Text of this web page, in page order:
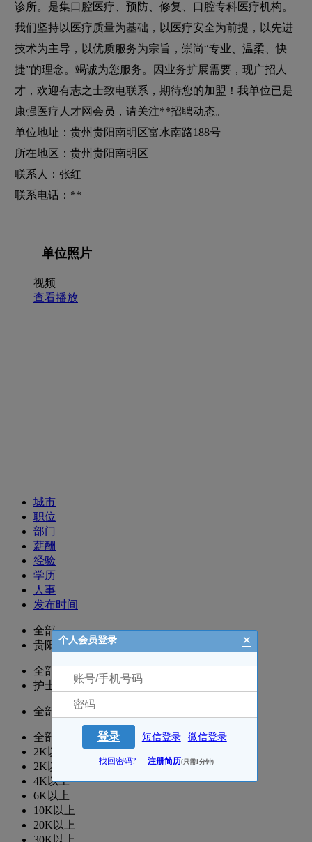
诊所。是集口腔医疗、预防、修复、口腔专科医疗机构。
我们坚持以医疗质量为基础，以医疗安全为前提，以先进
技术为主导，以优质服务为宗旨，崇尚“专业、温柔、快
捷”的理念。竭诚为您服务。因业务扩展需要，现广招人
才，欢迎有志之士致电联系，期待您的加盟！我单位已是
康强医疗人才网会员，请关注**招聘动态。
单位地址：贵州贵阳南明区富水南路188号
所在地区：贵州贵阳南明区
联系人：张红
联系电话：**
单位照片
视频
查看播放
城市
职位
部门
薪酬
经验
学历
人事
发布时间
全部
贵阳
全部
护士/护理
全部
全部
2K以下
2K以上
4K以上
6K以上
10K以上
20K以上
30K以上
个人会员登录 ×
登录 短信登录 微信登录
找回密码? 注册简历(只需1分钟)